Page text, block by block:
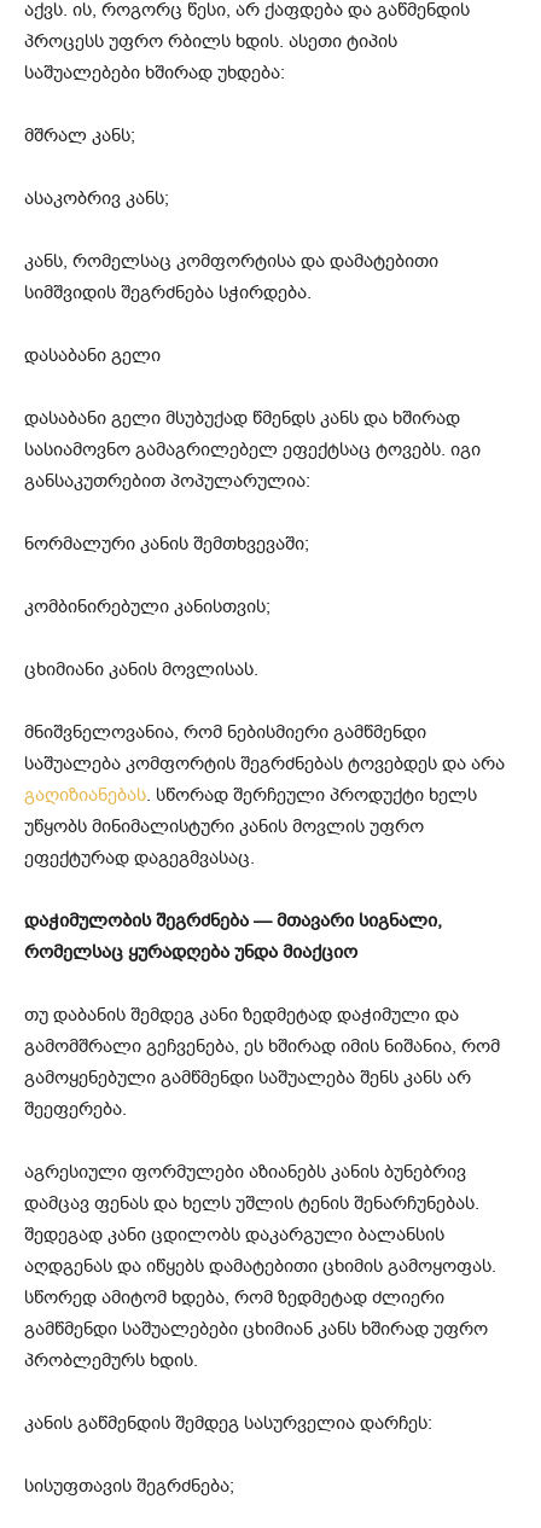
აქვს. ის, როგორც წესი, არ ქაფდება და გაწმენდის
პროცესს უფრო რბილს ხდის. ასეთი ტიპის
საშუალებები ხშირად უხდება:
მშრალ კანს;
ასაკობრივ კანს;
კანს, რომელსაც კომფორტისა და დამატებითი
სიმშვიდის შეგრძნება სჭირდება.
დასაბანი გელი
დასაბანი გელი მსუბუქად წმენდს კანს და ხშირად
სასიამოვნო გამაგრილებელ ეფექტსაც ტოვებს. იგი
განსაკუთრებით პოპულარულია:
ნორმალური კანის შემთხვევაში;
კომბინირებული კანისთვის;
ცხიმიანი კანის მოვლისას.
მნიშვნელოვანია, რომ ნებისმიერი გამწმენდი
საშუალება კომფორტის შეგრძნებას ტოვებდეს და არა
გაღიზიანებას. სწორად შერჩეული პროდუქტი ხელს
უწყობს მინიმალისტური კანის მოვლის უფრო
ეფექტურად დაგეგმვასაც.
დაჭიმულობის შეგრძნება — მთავარი სიგნალი,
რომელსაც ყურადღება უნდა მიაქციო
თუ დაბანის შემდეგ კანი ზედმეტად დაჭიმული და
გამომშრალი გეჩვენება, ეს ხშირად იმის ნიშანია, რომ
გამოყენებული გამწმენდი საშუალება შენს კანს არ
შეეფერება.
აგრესიული ფორმულები აზიანებს კანის ბუნებრივ
დამცავ ფენას და ხელს უშლის ტენის შენარჩუნებას.
შედეგად კანი ცდილობს დაკარგული ბალანსის
აღდგენას და იწყებს დამატებითი ცხიმის გამოყოფას.
სწორედ ამიტომ ხდება, რომ ზედმეტად ძლიერი
გამწმენდი საშუალებები ცხიმიან კანს ხშირად უფრო
პრობლემურს ხდის.
კანის გაწმენდის შემდეგ სასურველია დარჩეს:
სისუფთავის შეგრძნება;